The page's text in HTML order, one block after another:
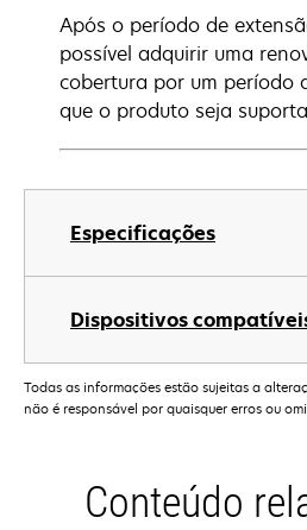
Especificações
Dispositivos
Após o período de
possível adquirir uma
cobertura por um período
que o produto seja
Todas as informações estão sujeitas a
não é responsável por quaisquer erros ou
Conteúdo